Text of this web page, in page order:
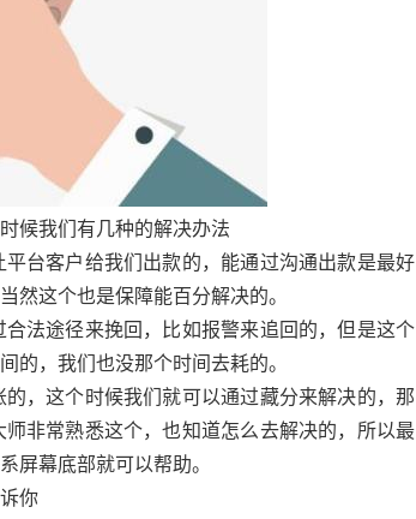
候我们有几种的解决办法
台客户给我们出款的，能通过沟通出款是最好
然这个也是保障能百分解决的。
法途径来挽回，比如报警来追回的，但是这个
的，我们也没那个时间去耗的。
，这个时候我们就可以通过藏分来解决的，那
非常熟悉这个，也知道怎么去解决的，所以最
屏幕底部就可以帮助。
你